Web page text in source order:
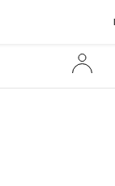
店舗一覧・来